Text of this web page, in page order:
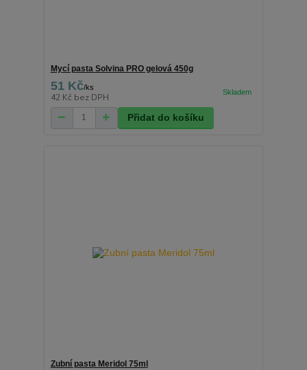
Mycí pasta Solvina PRO gelová 450g
51 Kč/ks
42 Kč bez DPH
Přidat do košíku
Zubní pasta Meridol 75ml